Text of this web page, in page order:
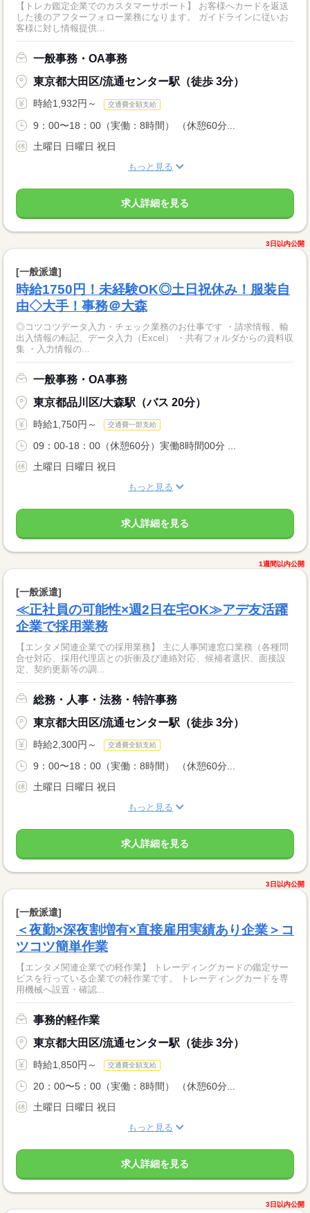
【トレカ鑑定企業でのカスタマーサポート】 お客様へカードを返送
した後のアフターフォロー業務になります。 ガイドラインに従いお
客様に対し情報提供...
一般事務・OA事務
東京都大田区/流通センター駅（徒歩 3分）
時給1,932円～ 交通費全額支給
9：00〜18：00（実働：8時間） （休憩60分...
土曜日 日曜日 祝日
もっと見る
求人詳細を見る
3日以内公開
[一般派遣]
時給1750円！未経験OK◎土日祝休み！服装自
由◇大手！事務＠大森
◎コツコツデータ入力・チェック業務のお仕事です ・請求情報、輸
出入情報の転記、データ入力（Excel） ・共有フォルダからの資料収
集 ・入力情報の...
一般事務・OA事務
東京都品川区/大森駅（バス 20分）
時給1,750円～ 交通費一部支給
09：00-18：00（休憩60分）実働8時間00分 ...
土曜日 日曜日 祝日
もっと見る
求人詳細を見る
1週間以内公開
[一般派遣]
≪正社員の可能性×週2日在宅OK≫アデ友活躍
企業で採用業務
【エンタメ関連企業での採用業務】 主に人事関連窓口業務（各種問
合せ対応、採用代理店との折衝及び連絡対応、候補者選択、面接設
定、契約更新等の調...
総務・人事・法務・特許事務
東京都大田区/流通センター駅（徒歩 3分）
時給2,300円～ 交通費全額支給
9：00〜18：00（実働：8時間） （休憩60分...
土曜日 日曜日 祝日
もっと見る
求人詳細を見る
3日以内公開
[一般派遣]
＜夜勤×深夜割増有×直接雇用実績あり企業＞コ
ツコツ簡単作業
【エンタメ関連企業での軽作業】 トレーディングカードの鑑定サー
ビスを行っている企業での軽作業です。 トレーディングカードを専
用機械へ設置・確認...
事務的軽作業
東京都大田区/流通センター駅（徒歩 3分）
時給1,850円～ 交通費全額支給
20：00〜5：00（実働：8時間） （休憩60分...
土曜日 日曜日 祝日
もっと見る
求人詳細を見る
3日以内公開